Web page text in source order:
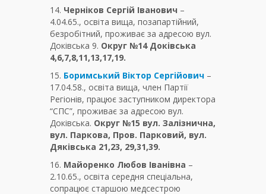
14. Черніков Сергій Іванович –
4.04.65., освіта вища, позапартійний,
безробітний, проживає за адресою вул.
Доківська 9. Округ №14 Доківська
4,6,7,8,11,13,17,19.
15. Боримський Віктор Сергійович –
17.04.58., освіта вища, член Партії
Регіонів, працює заступником директора
“СПС”, проживає за адресою вул.
Доківська. Округ №15 вул. Залізнична,
вул. Паркова, Пров. Парковий, вул.
Дяківська 21,23, 29,31,39.
16. Майоренко Любов Іванівна –
2.10.65., освіта середня спеціальна,
сопрацює старшою медсестрою